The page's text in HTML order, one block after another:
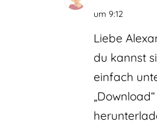
um 9:12
Liebe
du kannst
einfach
„Download“